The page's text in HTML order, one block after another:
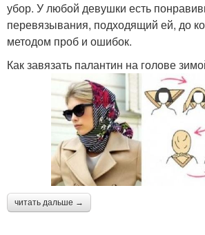
убор. У любой девушки есть
перевязывания, подходящий ей, до
методом проб и ошибок.
Как завязать палантин на голове
читать дальше →